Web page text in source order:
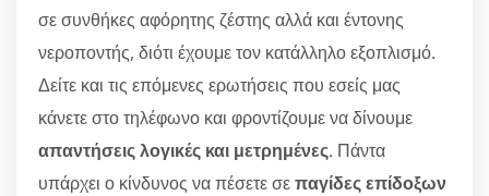
σε συνθήκες αφόρητης ζέστης αλλά και έντονης
νεροποντής, διότι έχουμε τον κατάλληλο εξοπλισμό.
Δείτε και τις επόμενες ερωτήσεις που εσείς μας
κάνετε στο τηλέφωνο και φροντίζουμε να δίνουμε
απαντήσεις λογικές και μετρημένες. Πάντα
υπάρχει ο κίνδυνος να πέσετε σεπαγίδες επίδοξων